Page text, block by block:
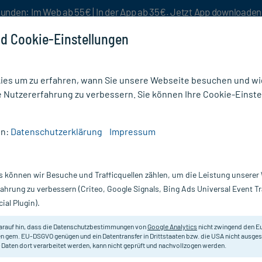
Im Web ab 55€ | In der App ab 35€. Jetzt App downloaden
Aroma-Duschbäder erweitern die Aromatherapie. So
Darreichung
Cookie-Einstellungen
um zu erfahren, wann Sie unsere Webseite besuchen und
Nutzererfahrung zu verbessern. Sie können Ihre Cookie-
Datenschutzerklärung Impressum
können wir Besuche und Trafficquellen zählen, um die Leistung unserer
zu verbessern (Criteo, Google Signals, Bing Ads Universal Event
Plugin).
hin, dass die Datenschutzbestimmungen vonGoogle Analytics nicht zwingend den
gem. EU-DSGVO genügen und ein Datentransfer in Drittstaaten bzw. die USA nicht
Daten dort verarbeitet werden, kann nicht geprüft und nachvollzogen werden.